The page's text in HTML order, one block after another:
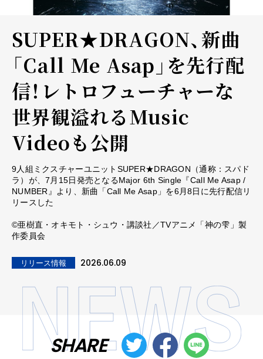
SUPER★DRAGON、新曲
「Call Me Asap」を先行配
信！レトロフューチャーな
世界観溢れるMusic
Videoも公開
9人組ミクスチャーユニットSUPER★DRAGON（通称：スパド
ラ）が、7月15日発売となるMajor 6th Single『Call Me Asap /
NUMBER』より、新曲「Call Me Asap」を6月8日に先行配信リ
リースした
©亜樹直・オキモト・シュウ・講談社／TVアニメ「神の雫」製
作委員会
リリース情報 2026.06.09
SHARE